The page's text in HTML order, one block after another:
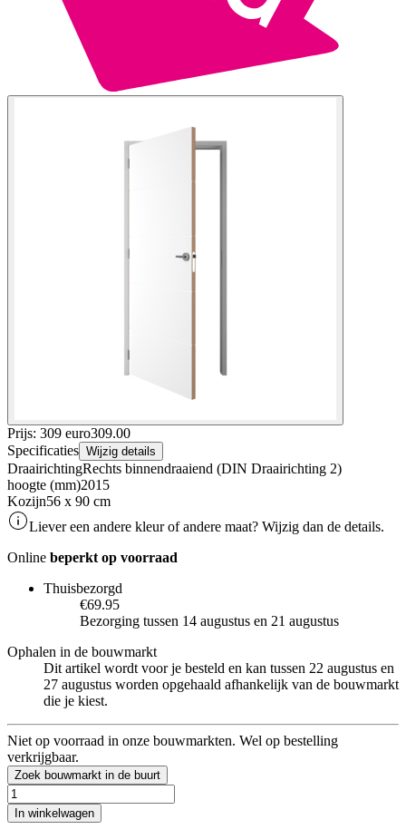
Prijs: 309 euro309.00
Specificaties Wijzig details
DraairichtingRechts binnendraaiend (DIN Draairichting 2)
hoogte (mm)2015
Kozijn56 x 90 cm
Liever een andere kleur of andere maat? Wijzig dan de details.
Online beperkt op voorraad
Thuisbezorgd
€69.95
Bezorging tussen 14 augustus en 21 augustus
Ophalen in de bouwmarkt
Dit artikel wordt voor je besteld en kan tussen 22 augustus en
27 augustus worden opgehaald afhankelijk van de bouwmarkt
die je kiest.
Niet op voorraad in onze bouwmarkten. Wel op bestelling
verkrijgbaar.
Zoek bouwmarkt in de buurt
In winkelwagen